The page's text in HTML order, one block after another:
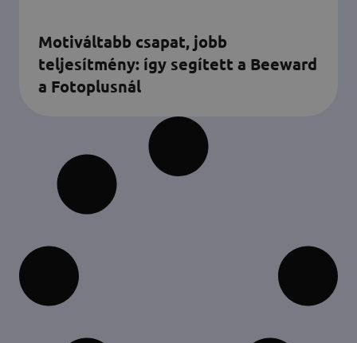
Motiváltabb csapat, jobb
teljesítmény: így segített a Beeward
a Fotoplusnál